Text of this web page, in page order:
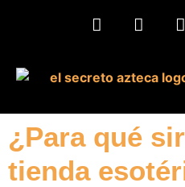
¿Para qué
tienda